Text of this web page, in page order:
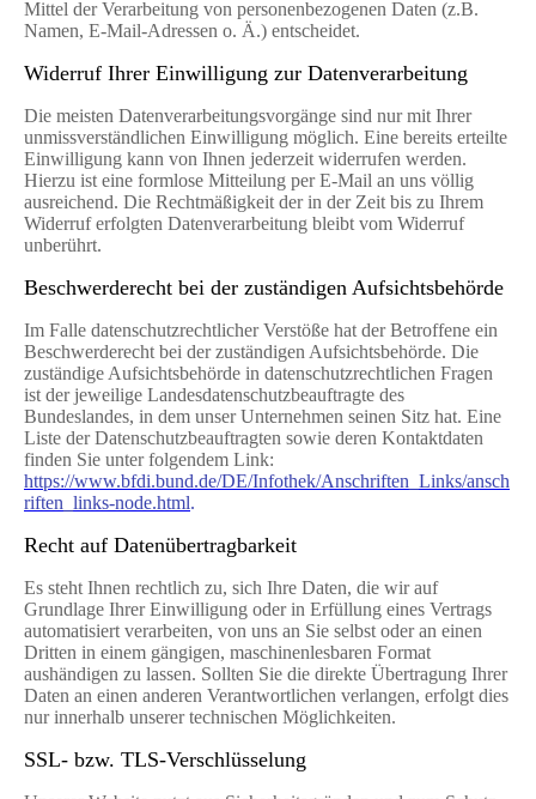
Mittel der Verarbeitung von personenbezogenen Daten (z.B.
Namen, E-Mail-Adressen o. Ä.) entscheidet.
Widerruf Ihrer Einwilligung zur Datenverarbeitung
Die meisten Datenverarbeitungsvorgänge sind nur mit Ihrer
unmissverständlichen Einwilligung möglich. Eine bereits erteilte
Einwilligung kann von Ihnen jederzeit widerrufen werden.
Hierzu ist eine formlose Mitteilung per E-Mail an uns völlig
ausreichend. Die Rechtmäßigkeit der in der Zeit bis zu Ihrem
Widerruf erfolgten Datenverarbeitung bleibt vom Widerruf
unberührt.
Beschwerderecht bei der zuständigen Aufsichtsbehörde
Im Falle datenschutzrechtlicher Verstöße hat der Betroffene ein
Beschwerderecht bei der zuständigen Aufsichtsbehörde. Die
zuständige Aufsichtsbehörde in datenschutzrechtlichen Fragen
ist der jeweilige Landesdatenschutzbeauftragte des
Bundeslandes, in dem unser Unternehmen seinen Sitz hat. Eine
Liste der Datenschutzbeauftragten sowie deren Kontaktdaten
finden Sie unter folgendem Link:
https://www.bfdi.bund.de/DE/Infothek/Anschriften_Links/ansch
riften_links-node.html.
Recht auf Datenübertragbarkeit
Es steht Ihnen rechtlich zu, sich Ihre Daten, die wir auf
Grundlage Ihrer Einwilligung oder in Erfüllung eines Vertrags
automatisiert verarbeiten, von uns an Sie selbst oder an einen
Dritten in einem gängigen, maschinenlesbaren Format
aushändigen zu lassen. Sollten Sie die direkte Übertragung Ihrer
Daten an einen anderen Verantwortlichen verlangen, erfolgt dies
nur innerhalb unserer technischen Möglichkeiten.
SSL- bzw. TLS-Verschlüsselung